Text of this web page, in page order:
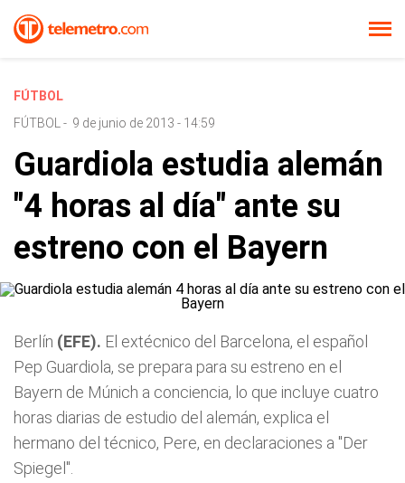
FÚTBOL
FÚTBOL
- 9 de junio de 2013 - 14:59
Guardiola estudia alemán
"4 horas al día" ante su
estreno con el Bayern
Berlín (EFE). El extécnico del Barcelona, el español
Pep Guardiola, se prepara para su estreno en el
Bayern de Múnich a conciencia, lo que incluye cuatro
horas diarias de estudio del alemán, explica el
hermano del técnico, Pere, en declaraciones a "Der
Spiegel".